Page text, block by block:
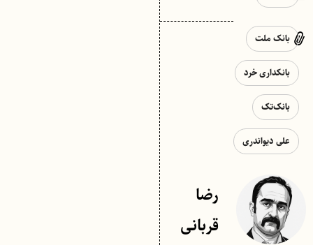
بانک ملت
بانکداری خرد
بانک‌تک
علی دیواندری
رضا
قربانی